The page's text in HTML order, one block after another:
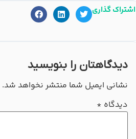
اشتراک گذاری
دیدگاهتان را بنویسید
نشانی ایمیل شما منتشر نخواهد شد.
دیدگاه *